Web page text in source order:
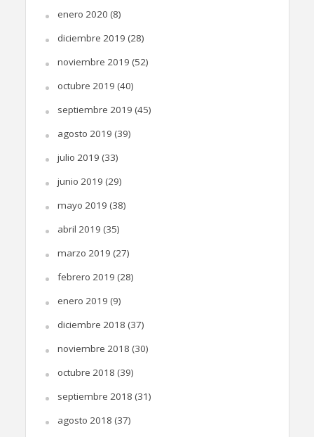
enero 2020 (8)
diciembre 2019 (28)
noviembre 2019 (52)
octubre 2019 (40)
septiembre 2019 (45)
agosto 2019 (39)
julio 2019 (33)
junio 2019 (29)
mayo 2019 (38)
abril 2019 (35)
marzo 2019 (27)
febrero 2019 (28)
enero 2019 (9)
diciembre 2018 (37)
noviembre 2018 (30)
octubre 2018 (39)
septiembre 2018 (31)
agosto 2018 (37)